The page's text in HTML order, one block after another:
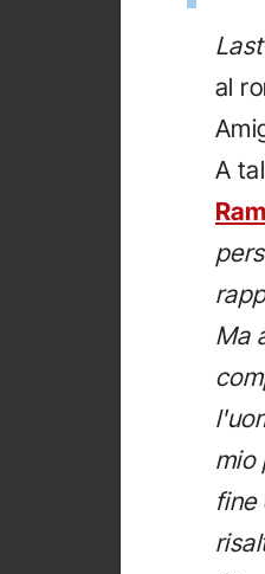
al
A
Ma
mio
fine